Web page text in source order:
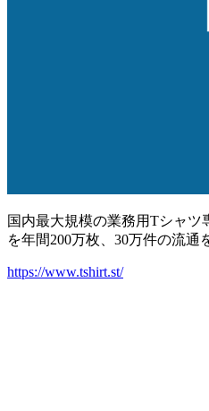
国内最大規模の業務用Tシャツ
を年間200万枚、30万件の流通
https://www.tshirt.st/